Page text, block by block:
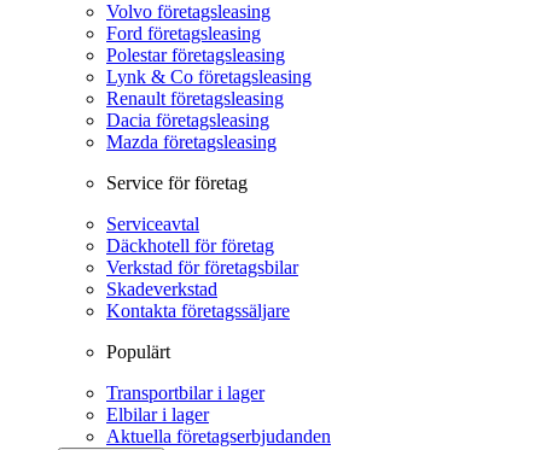
Volvo företagsleasing
Ford företagsleasing
Polestar företagsleasing
Lynk & Co företagsleasing
Renault företagsleasing
Dacia företagsleasing
Mazda företagsleasing
Service för företag
Serviceavtal
Däckhotell för företag
Verkstad för företagsbilar
Skadeverkstad
Kontakta företagssäljare
Populärt
Transportbilar i lager
Elbilar i lager
Aktuella företagserbjudanden